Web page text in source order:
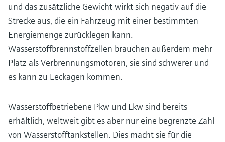
und das zusätzliche Gewicht wirkt sich negativ auf die
Strecke aus, die ein Fahrzeug mit einer bestimmten
Energiemenge zurücklegen kann.
Wasserstoffbrennstoffzellen brauchen außerdem mehr
Platz als Verbrennungsmotoren, sie sind schwerer und
es kann zu Leckagen kommen.
Wasserstoffbetriebene Pkw und Lkw sind bereits
erhältlich, weltweit gibt es aber nur eine begrenzte Zahl
von Wasserstofftankstellen. Dies macht sie für die